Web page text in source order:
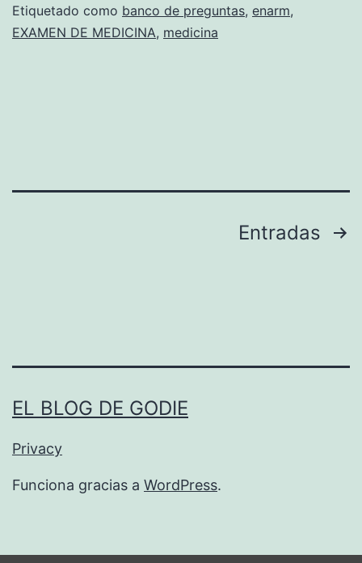
L
O
A
G
O
Etiquetado como banco de preguntas, enarm,
EXAMEN DE MEDICINA, medicina
Entradas
EL BLOG DE GODIE
Privacy
Funciona gracias a WordPress.